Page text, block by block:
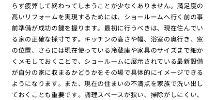
らず疲弊して終わってしまうことが少なくありません。満足度の
高いリフォームを実現するためには、ショールームへ行く前の事
前準備が成功の鍵を握ります。最初に行うべきは、現在住んでい
る家の正確な採寸です。キッチンの高さや幅、浴室の奥行き、窓
の位置、さらには現在使っている冷蔵庫や家具のサイズまで細か
くメモしておくことで、ショールームに展示されている最新設備
が自分の家に収まるかどうかをその場で具体的にイメージできる
ようになります。また、現在の住まいの不満点を家族で洗い出し
ておくことも重要です。調理スペースが狭い、掃除がしにくい、